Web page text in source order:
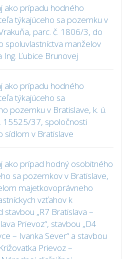
ako prípadu hodného
týkajúceho sa pozemku v
parc. č. 1806/3, do
spoluvlastníctva manželov
Ing. Ľubice Brunovej
ako prípadu hodného
týkajúceho sa
pozemku v Bratislave, k. ú.
15525/37, spoločnosti
sídlom v Bratislave
ako prípad hodný osobitného
sa pozemkov v Bratislave,
majetkovoprávneho
vzťahov k
„R7 Bratislava –
Prievoz“, stavbou „D4
– Ivanka Sever“ a stavbou
Prievoz –